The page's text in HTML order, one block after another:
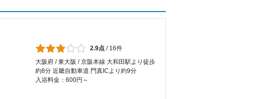
2.9点 / 16件
大阪府 / 東大阪 / 京阪本線 大和田駅より徒歩
約8分 近畿自動車道 門真ICより約9分
入浴料金：600円～